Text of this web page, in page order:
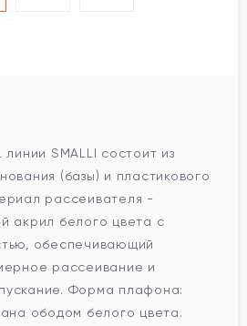
SMALLI состоит из
(базы) и пластикового
рассеивателя -
акрил белого цвета с
обеспечивающий
рассеивание и
Форма плафона:
ободом белого цвета.